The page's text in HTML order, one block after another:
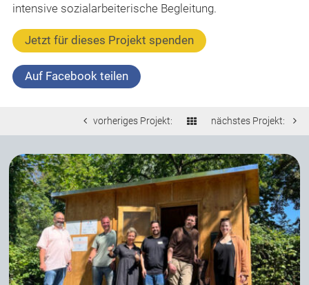
intensive sozialarbeiterische Begleitung.
Jetzt für dieses Projekt spenden
Auf Facebook teilen
vorheriges Projekt: nächstes Projekt: